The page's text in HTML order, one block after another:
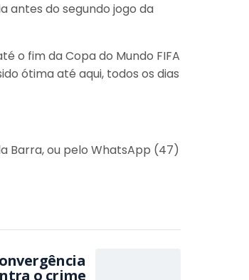
antes do segundo jogo da
o fim da Copa do Mundo FIFA
ótima até aqui, todos os dias
Barra, ou pelo WhatsApp (47)
o crime